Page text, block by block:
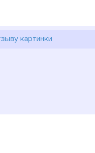
картинки